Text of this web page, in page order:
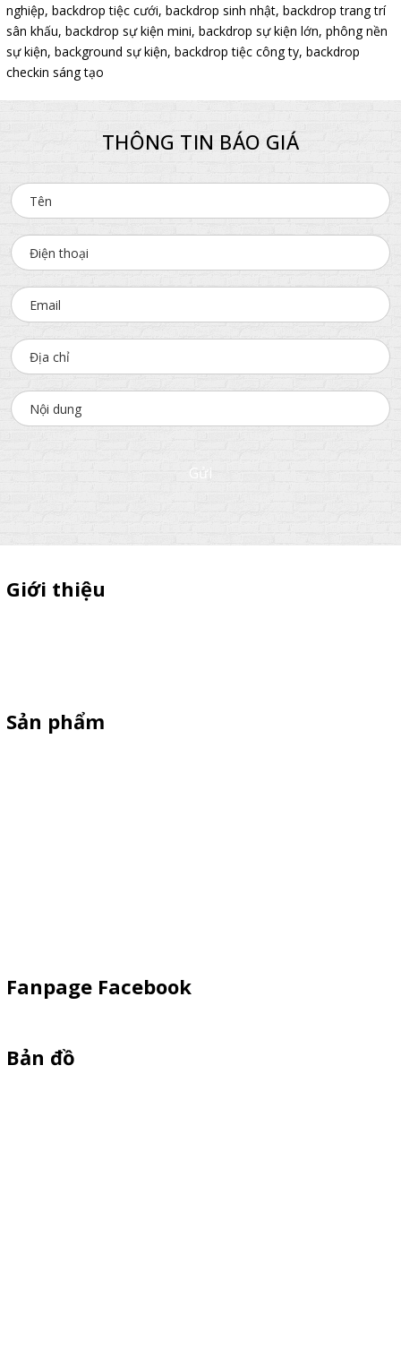
backdrop chụp hình,backdrop sân khấu đẹp,backdrop doanh
nghiệp,backdrop tiệc cưới, backdrop sinh nhật,backdrop trang trí
sân khấu,backdrop sự kiện mini,backdrop sự kiện lớn,phông nền
sự kiện,background sự kiện
Giới thiệu
Sản phẩm
Fanpage Facebook